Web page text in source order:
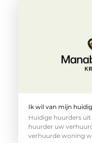
Ik wil van mijn
Huidige huurders
huurder uw
verhuurde woning